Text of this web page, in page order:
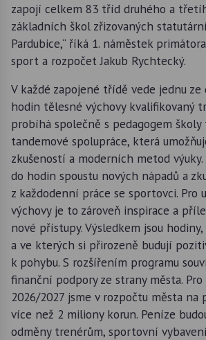
zapojí celkem 83 tříd druhého a
základních škol zřizovaných
Pardubice,“ říká 1. náměstek
sport a rozpočet Jakub Rychtecký.
V každé zapojené třídě vede jednu
hodin tělesné výchovy kvalifikovaný
probíhá společně s pedagogem školy
tandemové spolupráce, která
zkušeností a moderních metod výuky.
do hodin spoustu nových nápadů a
z každodenní práce se sportovci. Pro
výchovy je to zároveň inspirace a
nové přístupy. Výsledkem jsou
a ve kterých si přirozeně budují
k pohybu. S rozšířením programu
finanční podpory ze strany města.
2026/2027 jsme v rozpočtu města
více než 2 miliony korun. Peníze
odměny trenérům, sportovní